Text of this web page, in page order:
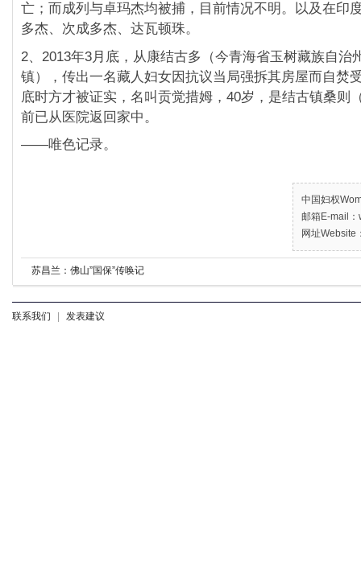
亡；而成列与卓玛杰均被捕， 目前情况不明。以及在印
多杰、次成多杰、 达瓦顿珠。
2、2013年3月底，从康结古多（今青海省玉树藏族自治
镇）， 传出一名藏人妇女因抗议当局强拆其房屋而自焚
底时方才被证实，名叫贡觉措姆，40岁，是结古镇桑则
前已从医院返回家中。
——唯色记录。
中国妇权
邮箱E-mail
网址Website
苏昌兰：佛山”国保”传唤记
联系我们 | 发表建议